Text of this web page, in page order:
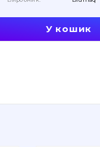
У кошик